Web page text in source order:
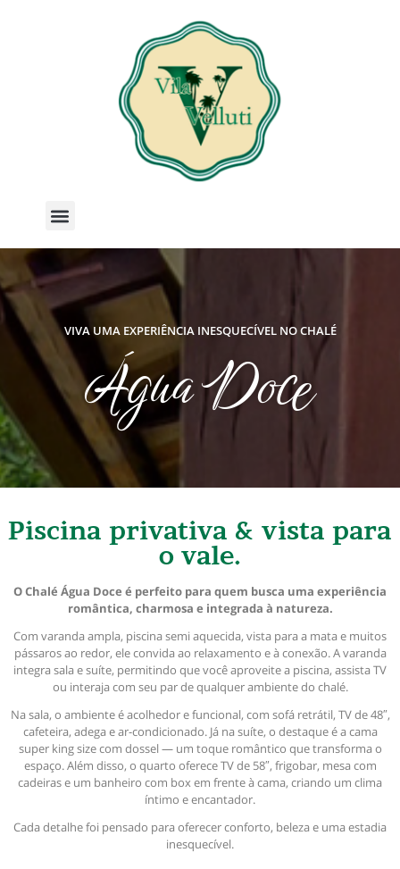
VIVA UMA EXPERIÊNCIA INESQUECÍVEL NO CHALÉ
Água Doce
Piscina privativa & vista para
o vale.
O Chalé Água Doce é perfeito para quem busca uma experiência
romântica, charmosa e integrada à natureza.
Com varanda ampla, piscina semi aquecida, vista para a mata e muitos
pássaros ao redor, ele convida ao relaxamento e à conexão. A varanda
integra sala e suíte, permitindo que você aproveite a piscina, assista TV
ou interaja com seu par de qualquer ambiente do chalé.
Na sala, o ambiente é acolhedor e funcional, com sofá retrátil, TV de 48″,
cafeteira, adega e ar-condicionado. Já na suíte, o destaque é a cama
super king size com dossel — um toque romântico que transforma o
espaço. Além disso, o quarto oferece TV de 58″, frigobar, mesa com
cadeiras e um banheiro com box em frente à cama, criando um clima
íntimo e encantador.
Cada detalhe foi pensado para oferecer conforto, beleza e uma estadia
inesquecível.